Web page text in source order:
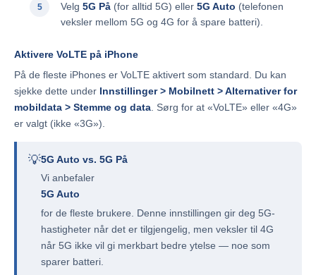
Velg 5G På (for alltid 5G) eller 5G Auto (telefonen
veksler mellom 5G og 4G for å spare batteri).
Aktivere VoLTE på iPhone
På de fleste iPhones er VoLTE aktivert som standard. Du kan
sjekke dette under Innstillinger > Mobilnett > Alternativer for
mobildata > Stemme og data . Sørg for at «VoLTE» eller «4G»
er valgt (ikke «3G»).
💡5G Auto vs. 5G På
Vi anbefaler
5G Auto
for de fleste brukere. Denne innstillingen gir deg 5G-
hastigheter når det er tilgjengelig, men veksler til 4G
når 5G ikke vil gi merkbart bedre ytelse — noe som
sparer batteri.